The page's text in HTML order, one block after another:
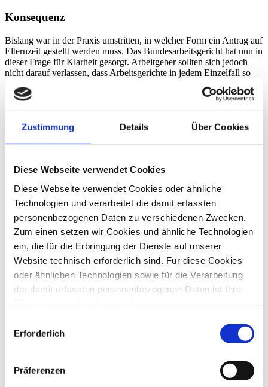
Zustimmung Details Über Cookies
Diese Webseite verwendet Cookies
Diese Webseite verwendet Cookies oder ähnliche
Technologien und verarbeitet die damit erfassten
personenbezogenen Daten zu verschiedenen Zwecken.
Zum einen setzen wir Cookies und ähnliche Technologien
ein, die für die Erbringung der Dienste auf unserer
Website technisch erforderlich sind. Für diese Cookies
oder ähnlichen Technologien sowie für die Verarbeitung
der damit erfassten personenbezogenen Daten ist Ihre
mit Ihrer ausdrücklichen Einwilligung einsetzen und die
Erforderlich
Präferenzen
Konsequenz
Bislang war in der Praxis umstritten, in welcher Form ein Antrag auf
Elternzeit gestellt werden muss. Das Bundesarbeitsgericht hat nun in
dieser Frage für Klarheit gesorgt. Arbeitgeber sollten sich jedoch
nicht darauf verlassen, dass Arbeitsgerichte in jedem Einzelfall so
darauf hingewiesen, dass es auch Fälle geben kann, in denen der
Arbeitgeber sich aufgrund der Besonderheiten des Falls treuwidrig
Schriftformerfordernisses nicht akzeptiert.
Zurück
Alexandra Hecht
Rechtsanwältin, Fachanwältin für Arbeitsrecht
Zum Profil von Alexandra Hecht
Arbeitsrecht
Über die dhpg